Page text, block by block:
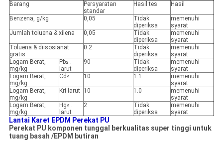
Barang
Persyaratan
standar
Hasil tes Hasil
Benzena, g/kg 0,05
Tidak
diperiksa
memenuhi
syarat
Jumlah toluena & xilena
0,05
Tidak
diperiksa
memenuhi
syarat
Toluena & diisosianat
gratis
0.2
Tidak
diperiksa
memenuhi
syarat
Logam Berat,
mg/kg
Pb≤ .
larut
90
Tidak
diperiksa
memenuhi
syarat
Logam Berat,
mg/kg
Cd≤ 10 1.1
memenuhi
syarat
Logam Berat,
mg/kg
Kri larut 10 1.0
memenuhi
syarat
Logam Berat,
mg/kg
Hg≤ .
larut
2
Tidak
diperiksa
memenuhi
syarat
Lantai Karet EPDM Perekat PU
Perekat PU komponen tunggal berkualitas super tinggi untuk
tuang basah /EPDM butiran